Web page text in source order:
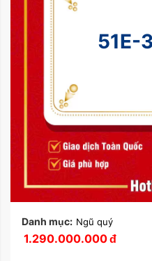
51E-
Danh mục: Ngũ quý
1.290.000.000đ